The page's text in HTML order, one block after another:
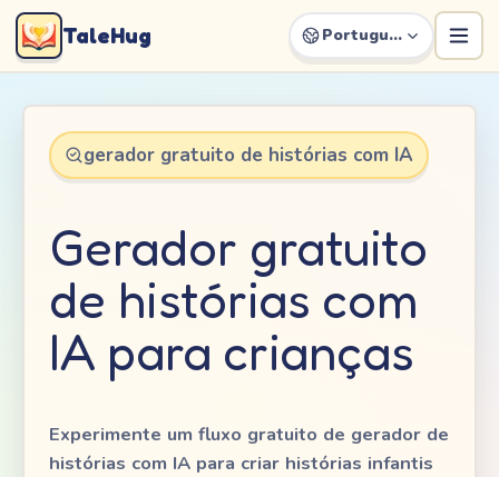
TaleHug Português
gerador gratuito de histórias com IA
Gerador gratuito
de histórias com
IA para crianças
Experimente um fluxo gratuito de gerador de
histórias com IA para criar histórias infantis